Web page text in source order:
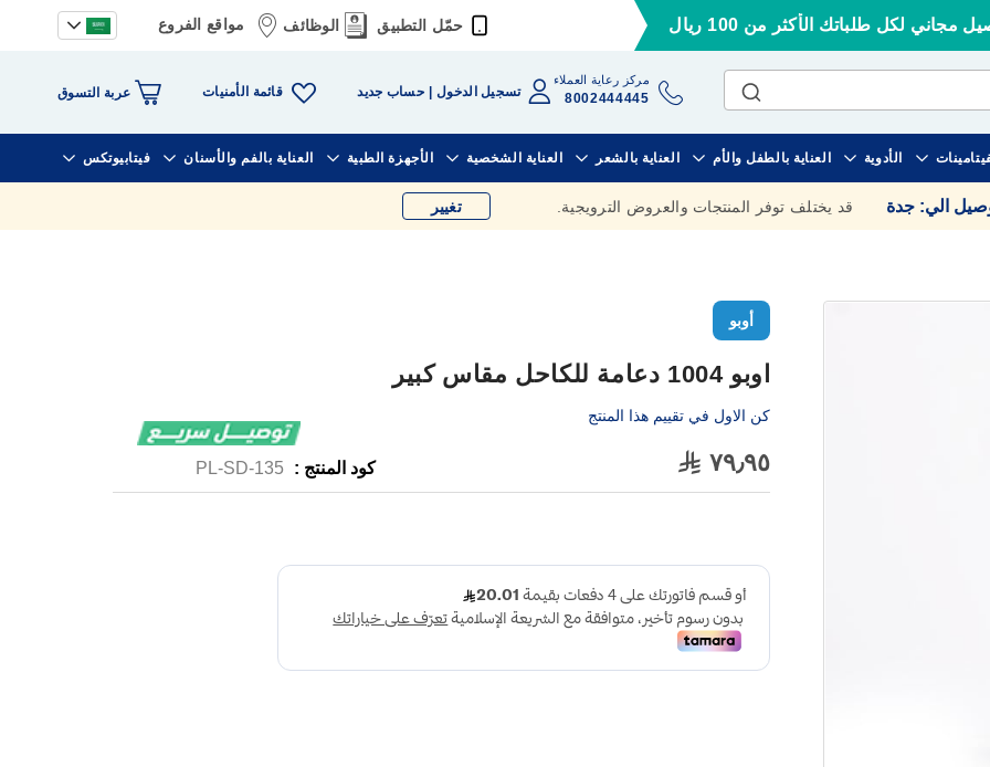
مجاني لكل طلباتك الأكثر من 100 ريال حمّل التطبيق الوظائف مواقع الفروع
مركز رعاية العملاء
8002444445 تسجيل الدخول حساب جديد قائمة الأمنيات عربة التسوق
الأدوية العناية بالطفل والأم العناية بالشعر العناية الشخصية الأجهزة الطبية العناية بالفم والأسنان فيتابيوتكس
الي: جدة قد يختلف توفر المنتجات والعروض الترويجية. تغيير
أوبو
اوبو 1004 دعامة للكاحل مقاس كبير
كن الاول في تقييم هذا المنتج
٧٩٫٩٥ كود المنتج : PL-SD-135